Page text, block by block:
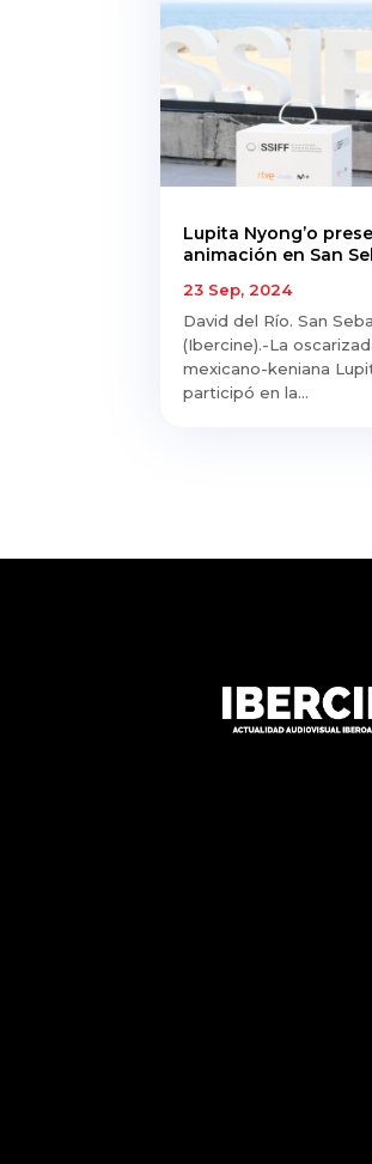
Lupita Nyong’o
animación en San
23 Sep, 2024
David del Río. San
(Ibercine).-La
mexicano-keniana
participó en la...